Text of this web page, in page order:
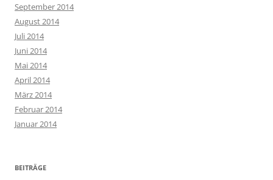
September 2014
August 2014
Juli 2014
Juni 2014
Mai 2014
April 2014
März 2014
Februar 2014
Januar 2014
BEITRÄGE